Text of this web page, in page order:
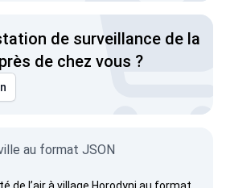
de surveillance de la
de chez vous ?
au format JSON